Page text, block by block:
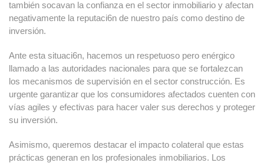
también socavan la confianza en el sector inmobiliario y afectan
negativamente la reputaci6n de nuestro país como destino de
inversión.
Ante esta situaci6n, hacemos un respetuoso pero enérgico
llamado a las autoridades nacionales para que se fortalezcan
los mecanismos de supervisión en el sector construcción. Es
urgente garantizar que los consumidores afectados cuenten con
vías agiles y efectivas para hacer valer sus derechos y proteger
su inversión.
Asimismo, queremos destacar el impacto colateral que estas
prácticas generan en los profesionales inmobiliarios. Los